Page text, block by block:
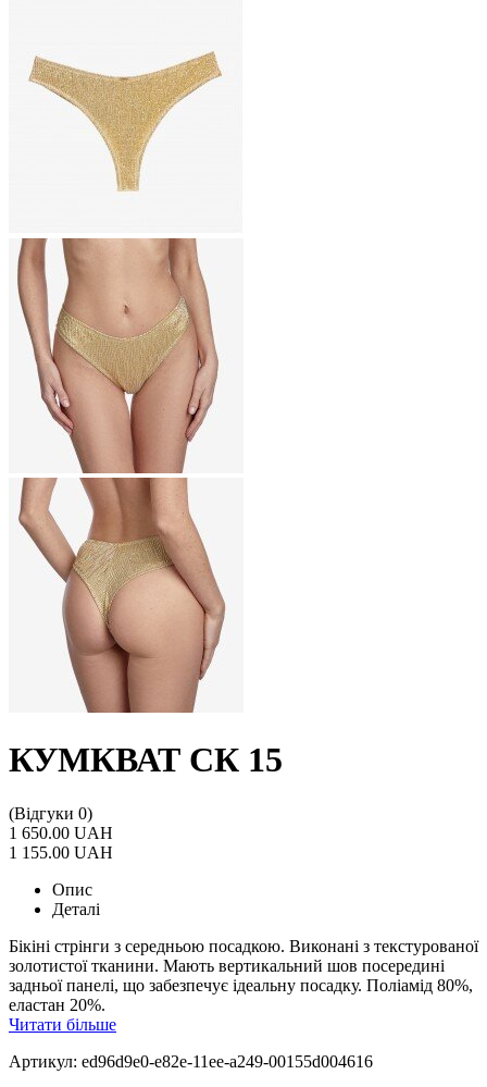
КУМКВАТ СК 15
(Відгуки 0)
1 650.00 UAH
1 155.00 UAH
Опис
Деталі
Бікіні стрінги з середньою посадкою. Виконані з текстурованої
золотистої тканини. Мають вертикальний шов посередині
задньої панелі, що забезпечує ідеальну посадку. Поліамід 80%,
еластан 20%.
Читати більше
Артикул: ed96d9e0-e82e-11ee-a249-00155d004616